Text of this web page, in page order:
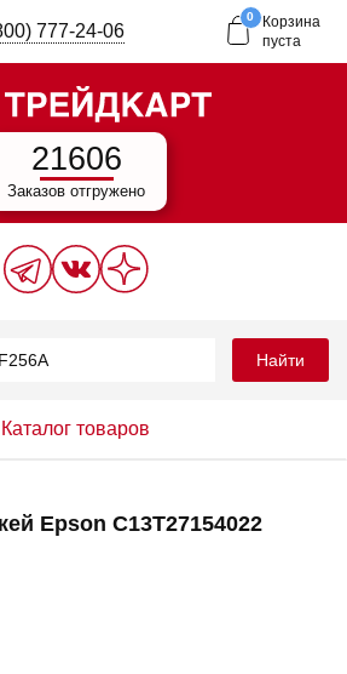
777-24-06
0
Корзина
пуста
21606
Заказов отгружено
Найти
Каталог товаров
Epson C13T27154022